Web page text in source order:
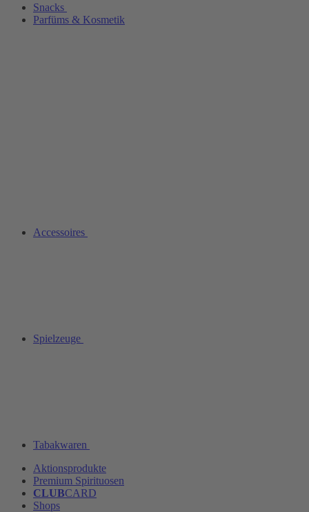
Snacks
Parfüms & Kosmetik
Accessoires
Spielzeuge
Tabakwaren
Aktionsprodukte
Premium Spirituosen
CLUBCARD
Shops